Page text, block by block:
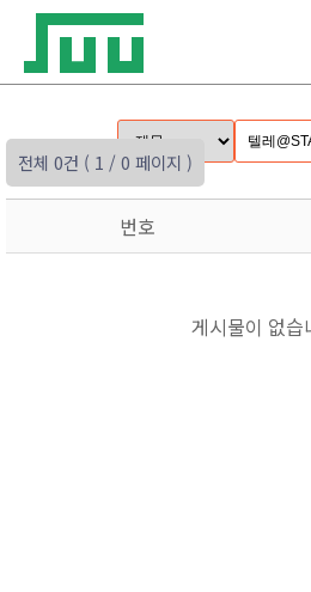
전체 0건 ( 1 / 0 페이지 )
번호
게시물이 없습